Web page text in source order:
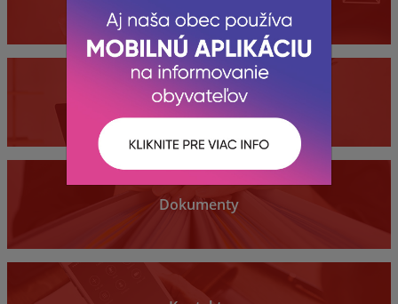
Obecný úrad
Dokumenty